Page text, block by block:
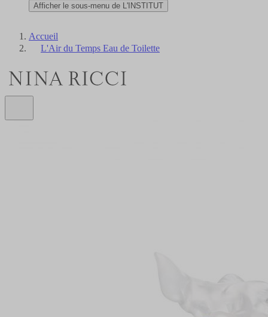
Afficher le sous-menu de L'INSTITUT
Accueil
L'Air du Temps Eau de Toilette